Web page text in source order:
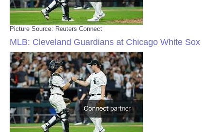
Picture Source: Reuters Connect
MLB: Cleveland Guardians at Chicago White Sox